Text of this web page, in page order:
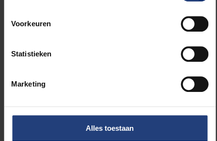
Voorkeuren
Statistieken
Marketing
Alles toestaan
daarentegen op relatief korte termijn een aanzienlijk
hard gewerkt aan duurzame alternatieven en die
brandstoffen uit de economie concurreren”, denkt
Sterl. “Voor Afrikaanse landen is er te weinig